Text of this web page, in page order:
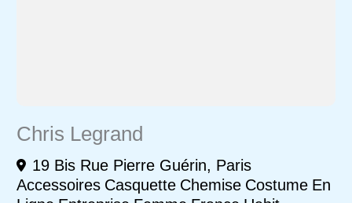
Chris Legrand
19 Bis Rue Pierre Guérin, Paris
Accessoires Casquette Chemise Costume En